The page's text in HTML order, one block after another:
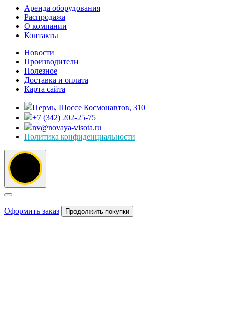
Аренда оборудования
Распродажа
О компании
Контакты
Новости
Производители
Полезное
Доставка и оплата
Карта сайта
Пермь, Шоссе Космонавтов, 310
+7 (342) 202-25-75
nv@novaya-visota.ru
Политика конфиденциальности
Оформить заказ Продолжить покупки